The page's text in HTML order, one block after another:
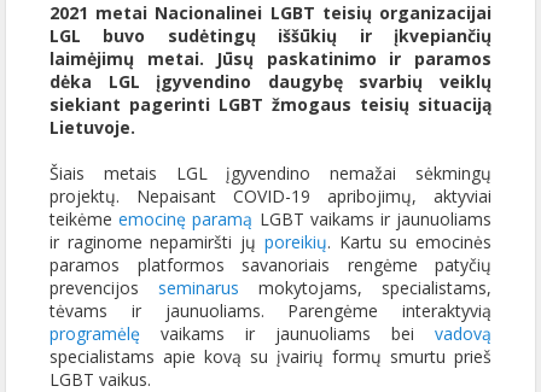
2021 metai Nacionalinei LGBT teisių organizacijai
LGL buvo sudėtingų iššūkių ir įkvepiančių
laimėjimų metai. Jūsų paskatinimo ir paramos
dėka LGL įgyvendino daugybę svarbių veiklų
siekiant pagerinti LGBT žmogaus teisių situaciją
Lietuvoje.
Šiais metais LGL įgyvendino nemažai sėkmingų
projektų. Nepaisant COVID-19 apribojimų, aktyviai
teikėmeemocinę paramą LGBT vaikams ir jaunuoliams
ir raginome nepamiršti jų poreikių. Kartu su emocinės
paramos platformos savanoriais rengėme patyčių
prevencijos seminarus mokytojams, specialistams,
tėvams ir jaunuoliams. Parengėme interaktyvią
programėlę vaikams ir jaunuoliams bei vadovą
specialistams apie kovą su įvairių formų smurtu prieš
LGBT vaikus.